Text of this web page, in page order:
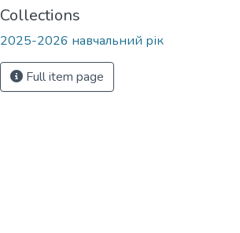
Collections
2025-2026 навчальний рік
Full item page